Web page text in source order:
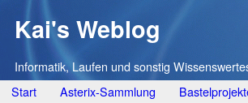
Kai's Weblog
Informatik, Laufen und sonstig
Main menu
Skip
Start Asterix-Sammlung